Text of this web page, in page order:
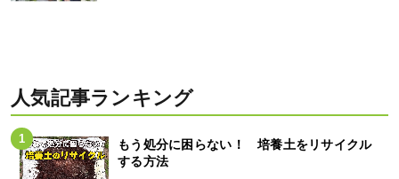
人気記事ランキング
もう処分に困らない！ 培養土をリサイクル
する方法